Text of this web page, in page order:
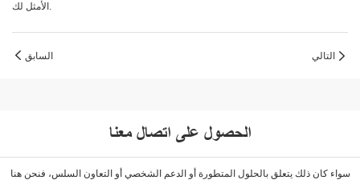
الأمثل لك.
السابق التالي
الحصول على اتصال معنا
سواء كان ذلك يتعلق بالحلول المتطورة أو الدعم الشخصي أو التعاون السلس، فنحن هنا